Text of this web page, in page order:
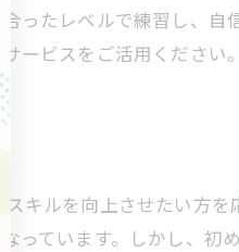
ったレベルで練習し、自
ービスをご活用ください。
キルを向上させたい方を
っています。しかし、初